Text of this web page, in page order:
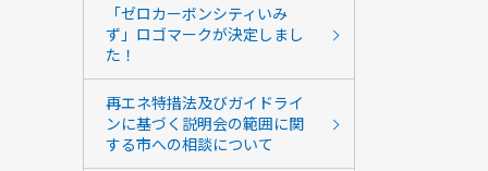
「ゼロカーボンシティいみ
ず」ロゴマークが決定しまし
た！
再エネ特措法及びガイドライ
ンに基づく説明会の範囲に関
する市への相談について